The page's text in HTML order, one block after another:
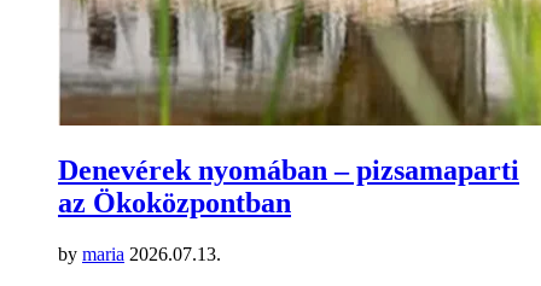
Denevérek nyomában – pizsamaparti
az Ökoközpontban
by maria 2026.07.13.